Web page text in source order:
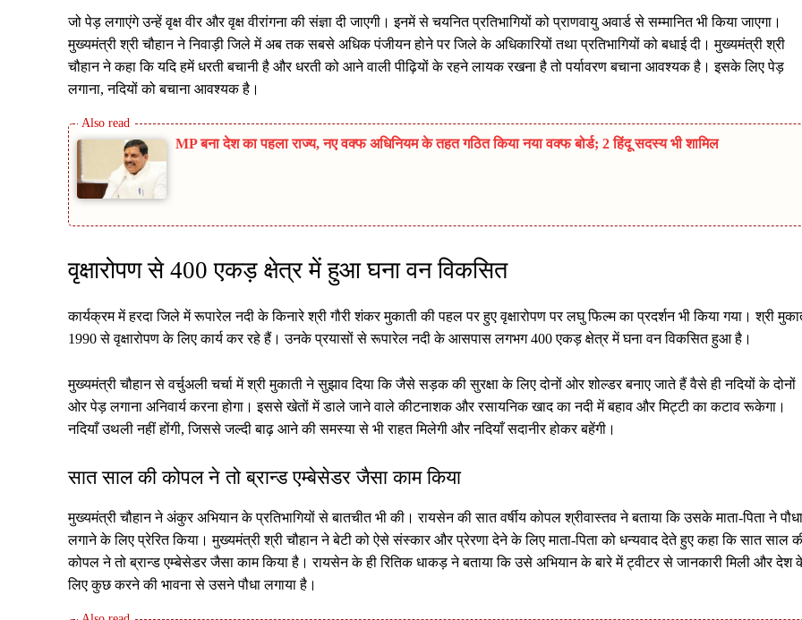
जो पेड़ लगाएंगे उन्हें वृक्ष वीर और वृक्ष वीरांगना की संज्ञा दी जाएगी। इनमें से चयनित प्रतिभागियों को प्राणवायु अवार्ड से सम्मानित भी किया जाएगा।
मुख्यमंत्री श्री चौहान ने निवाड़ी जिले में अब तक सबसे अधिक पंजीयन होने पर जिले के अधिकारियों तथा प्रतिभागियों को बधाई दी। मुख्यमंत्री श्री
चौहान ने कहा कि यदि हमें धरती बचानी है और धरती को आने वाली पीढ़ियों के रहने लायक रखना है तो पर्यावरण बचाना आवश्यक है। इसके लिए पेड़
लगाना, नदियों को बचाना आवश्यक है।
MP बना देश का पहला राज्य, नए वक्फ अधिनियम के तहत गठित किया नया वक्फ बोर्ड; 2 हिंदू सदस्य भी शामिल
वृक्षारोपण से 400 एकड़ क्षेत्र में हुआ घना वन विकसित
कार्यक्रम में हरदा जिले में रूपारेल नदी के किनारे श्री गौरी शंकर मुकाती की पहल पर हुए वृक्षारोपण पर लघु फिल्म का प्रदर्शन भी किया गया। श्री
1990 से वृक्षारोपण के लिए कार्य कर रहे हैं। उनके प्रयासों से रूपारेल नदी के आसपास लगभग 400 एकड़ क्षेत्र में घना वन विकसित हुआ है।
मुख्यमंत्री चौहान से वर्चुअली चर्चा में श्री मुकाती ने सुझाव दिया कि जैसे सड़क की सुरक्षा के लिए दोनों ओर शोल्डर बनाए जाते हैं वैसे ही नदियों के दोनों
ओर पेड़ लगाना अनिवार्य करना होगा। इससे खेतों में डाले जाने वाले कीटनाशक और रसायनिक खाद का नदी में बहाव और मिट्टी का कटाव रूकेगा।
नदियाँ उथली नहीं होंगी, जिससे जल्दी बाढ़ आने की समस्या से भी राहत मिलेगी और नदियाँ सदानीर होकर बहेंगी।
सात साल की कोपल ने तो ब्रान्ड एम्बेसेडर जैसा काम किया
मुख्यमंत्री चौहान ने अंकुर अभियान के प्रतिभागियों से बातचीत भी की। रायसेन की सात वर्षीय कोपल श्रीवास्तव ने बताया कि उसके माता-पिता ने पौधा
लगाने के लिए प्रेरित किया। मुख्यमंत्री श्री चौहान ने बेटी को ऐसे संस्कार और प्रेरणा देने के लिए माता-पिता को धन्यवाद देते हुए कहा कि सात साल
कोपल ने तो ब्रान्ड एम्बेसेडर जैसा काम किया है। रायसेन के ही रितिक धाकड़ ने बताया कि उसे अभियान के बारे में ट्वीटर से जानकारी मिली और देश
लिए कुछ करने की भावना से उसने पौधा लगाया है।